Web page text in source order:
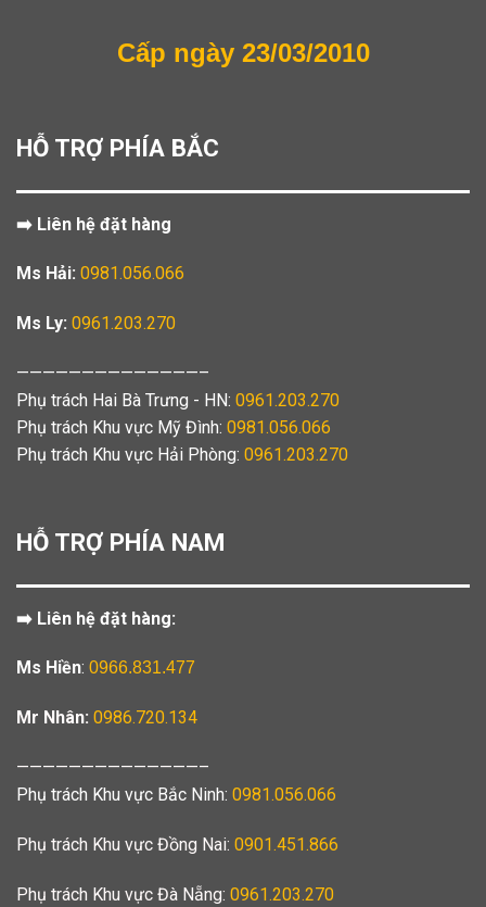
Cấp ngày 23/03/2010
HỖ TRỢ PHÍA BẮC
➡️ Liên hệ đặt hàng
Ms Hải: 0981.056.066
Ms Ly: 0961.203.270
——————————————–
Phụ trách Hai Bà Trưng - HN: 0961.203.270
Phụ trách Khu vực Mỹ Đình: 0981.056.066
Phụ trách Khu vực Hải Phòng: 0961.203.270
HỖ TRỢ PHÍA NAM
➡️ Liên hệ đặt hàng:
Ms Hiền: 0966.831.477
Mr Nhân: 0986.720.134
——————————————–
Phụ trách Khu vực Bắc Ninh: 0981.056.066
Phụ trách Khu vực Đồng Nai: 0901.451.866
Phụ trách Khu vực Đà Nẵng: 0961.203.270